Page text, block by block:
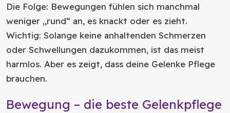
Die Folge: Bewegungen fühlen sich manchmal
weniger „rund“ an, es knackt oder es zieht.
Wichtig: Solange keine anhaltenden Schmerzen
oder Schwellungen dazukommen, ist das meist
harmlos. Aber es zeigt, dass deine Gelenke Pflege
brauchen.
Bewegung – die beste Gelenkpflege